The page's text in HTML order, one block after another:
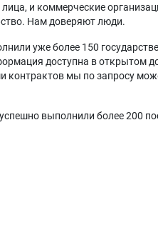
и коммерческие
Нам доверяют люди.
уже более 150
доступна в открытом
контрактов мы по запросу
выполнили более 200